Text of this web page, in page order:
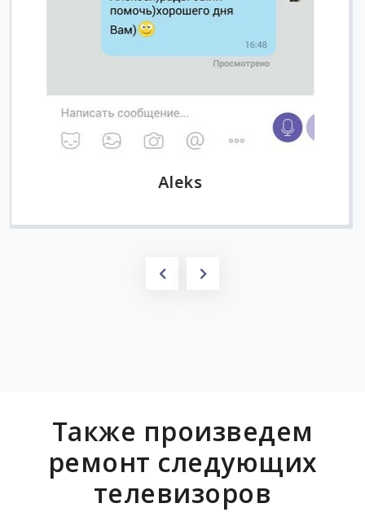
Также произведем
ремонт следующих
телевизоров